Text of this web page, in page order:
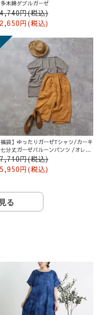
木綿ダブルガーゼ
円(税込)
円(税込)
福袋】ゆったりガーゼTシャツ/カーキ
分丈ガーゼバルーンパンツ /オレン
円(税込)
円(税込)
る